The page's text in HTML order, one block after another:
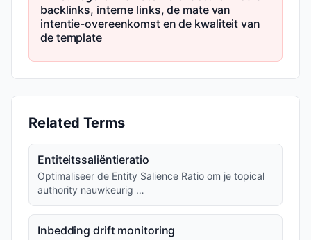
backlinks, interne links, de mate van
intentie-overeenkomst en de kwaliteit van
de template
Related Terms
Entiteitssaliëntieratio
Optimaliseer de Entity Salience Ratio om je topical
authority nauwkeurig …
Inbedding drift monitoring